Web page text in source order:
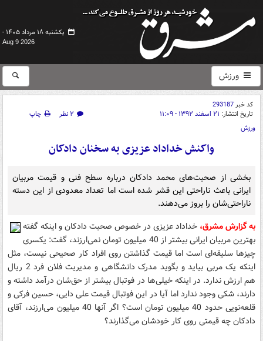
یکشنبه ۱۸ مرداد ۱۴۰۵ -
Aug 9 2026
ورزش
کد خبر293187
تاریخ انتشار: ۲۱ اسفند ۱۳۹۲ - ۱۱:۰۹ ۲ نظر
چاپ
ورزش
واکنش خداداد عزیزی به سخنان دادکان
بخشی از صحبت‌های محمد دادکان درباره سطح فنی و قیمت مربیان
ایرانی باعث ناراحتی این قشر شده است اما تعداد معدودی از این دسته
ناراحتی‌شان را بروز می‌دهند.
به گزارش مشرق، خداداد عزیزی در خصوص صحبت دادکان و اینکه گفته
بهترین مربیان ایرانی بیشتر از 40 میلیون تومان نمی‌ارزند، گفت: یکسری
چیزها سلیقه‌ای است اما قیمت گذاشتن روی افراد کار صحیحی نیست، مثل
اینکه یک مربی بیاید و بگوید مدرک دانشگاهی و مدیریت فلان فرد 2 ریال
هم ارزش ندارد. در اینکه خیلی‌ها در فوتبال بیشتر از حق‌شان درآمد داشته و
دارند، شکی وجود ندارد اما آیا در این فوتبال قیمت علی دایی، حسین فرکی و
قلعه‌نویی حدود 40 میلیون تومان است؟ اگر آنها 40 میلیون می‌ارزند، آقای
دادکان چه قیمتی روی کار خودشان می‌گذارند؟